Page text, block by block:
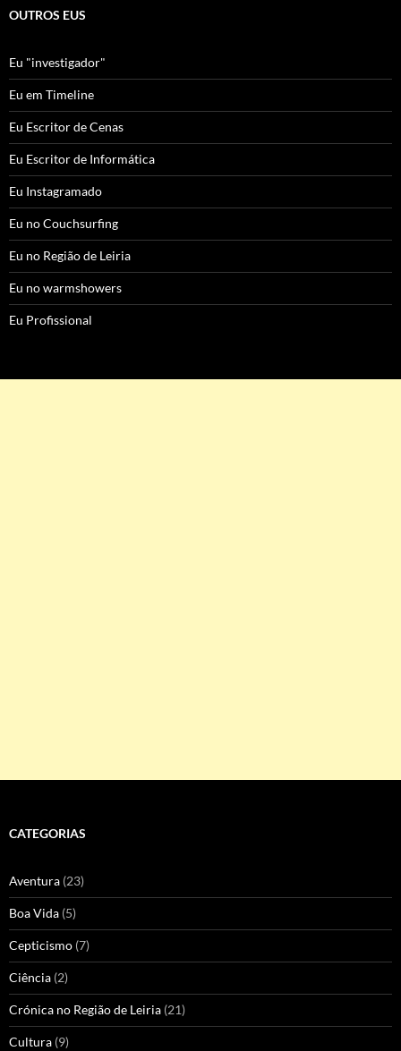
OUTROS EUS
Eu "investigador"
Eu em Timeline
Eu Escritor de Cenas
Eu Escritor de Informática
Eu Instagramado
Eu no Couchsurfing
Eu no Região de Leiria
Eu no warmshowers
Eu Profissional
CATEGORIAS
Aventura (23)
Boa Vida (5)
Cepticismo (7)
Ciência (2)
Crónica no Região de Leiria (21)
Cultura (9)